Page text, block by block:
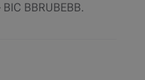
BBRUBEBB.